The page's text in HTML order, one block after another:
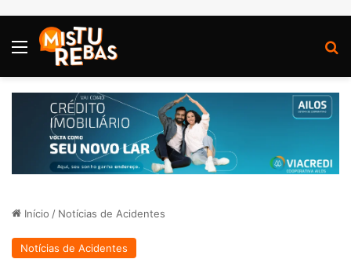
Menu
Início / Notícias de Acidentes
Notícias de Acidentes